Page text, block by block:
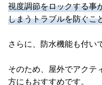
視度調節をロックする事
しまうトラブルを防ぐこ
さらに、防水機能も付い
そのため、屋外でアクテ
方にもおすすめです。